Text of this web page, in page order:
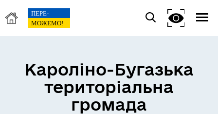
Кароліно-Бугазька
територіальна
громада